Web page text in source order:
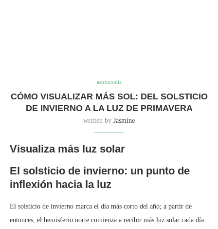
astronomía
CÓMO VISUALIZAR MÁS SOL: DEL SOLSTICIO
DE INVIERNO A LA LUZ DE PRIMAVERA
written by Jasmine
Visualiza más luz solar
El solsticio de invierno: un punto de
inflexión hacia la luz
El solsticio de invierno marca el día más corto del año; a partir de
entonces, el hemisferio norte comienza a recibir más luz solar cada día.